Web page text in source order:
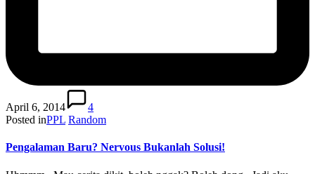
April 6, 2014
4
Posted inPPL Random
Pengalaman Baru? Nervous Bukanlah Solusi!